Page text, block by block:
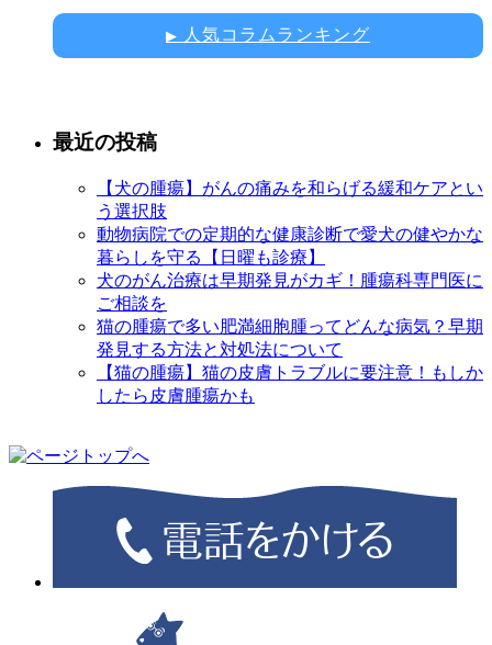
▶ 人気コラムランキング
最近の投稿
【犬の腫瘍】がんの痛みを和らげる緩和ケアとい
う選択肢
動物病院での定期的な健康診断で愛犬の健やかな
暮らしを守る【日曜も診療】
犬のがん治療は早期発見がカギ！腫瘍科専門医に
ご相談を
猫の腫瘍で多い肥満細胞腫ってどんな病気？早期
発見する方法と対処法について
【猫の腫瘍】猫の皮膚トラブルに要注意！もしか
したら皮膚腫瘍かも